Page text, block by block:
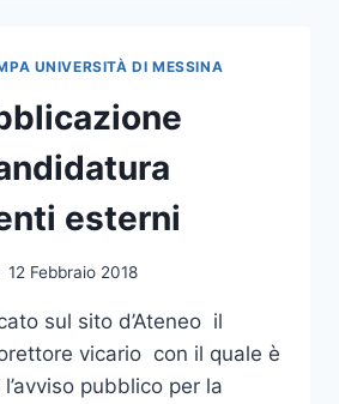
UNIVERSITÀ DI MESSINA
esterni
12 Febbraio 2018
sul sito d’Ateneo il
vicario con il quale è
pubblico per la